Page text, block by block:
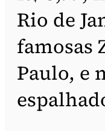
Rio de
famosas
Paulo, e